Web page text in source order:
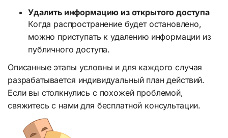
Удалить информацию из открытого доступа
Когда распространение будет остановлено,
можно приступать к удалению информации из
публичного доступа.
Описанные этапы условны и для каждого случая
разрабатывается индивидуальный план действий.
Если вы столкнулись с похожей проблемой,
свяжитесь с нами для бесплатной консультации.